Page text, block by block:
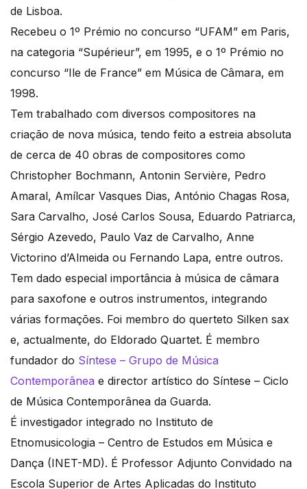
de Lisboa.
Recebeu o 1º Prémio no concurso “UFAM” em Paris,
na categoria “Supérieur”, em 1995, e o 1º Prémio no
concurso “Ile de France” em Música de Câmara, em
1998.
Tem trabalhado com diversos compositores na
criação de nova música, tendo feito a estreia absoluta
de cerca de 40 obras de compositores como
Christopher Bochmann, Antonin Servière, Pedro
Amaral, Amílcar Vasques Dias, António Chagas Rosa,
Sara Carvalho, José Carlos Sousa, Eduardo Patriarca,
Sérgio Azevedo, Paulo Vaz de Carvalho, Anne
Victorino d’Almeida ou Fernando Lapa, entre outros.
Tem dado especial importância à música de câmara
para saxofone e outros instrumentos, integrando
várias formações. Foi membro do querteto Silken sax
e, actualmente, do Eldorado Quartet. É membro
fundador do Síntese – Grupo de Música
Contemporânea e director artístico do Síntese – Ciclo
de Música Contemporânea da Guarda.
É investigador integrado no Instituto de
Etnomusicologia – Centro de Estudos em Música e
Dança (INET-MD). É Professor Adjunto Convidado na
Escola Superior de Artes Aplicadas do Instituto